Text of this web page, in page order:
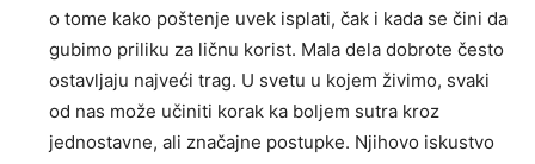
o tome kako poštenje uvek isplati, čak i kada se čini da
gubimo priliku za ličnu korist. Mala dela dobrote često
ostavljaju najveći trag. U svetu u kojem živimo, svaki
od nas može učiniti korak ka boljem sutra kroz
jednostavne, ali značajne postupke. Njihovo iskustvo